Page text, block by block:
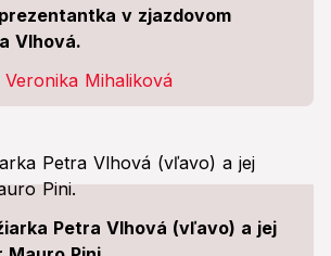
v zjazdovom
Vlhová.
Mihaliková
Petra Vlhová (vľavo) a jej